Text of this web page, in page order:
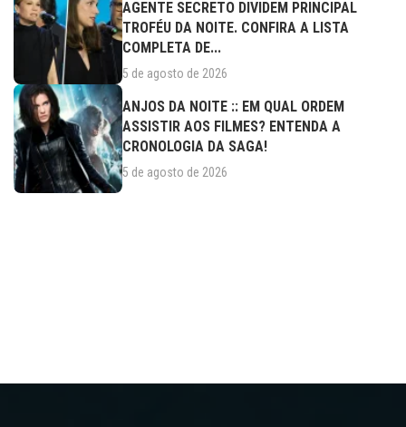
AGENTE SECRETO DIVIDEM PRINCIPAL
TROFÉU DA NOITE. CONFIRA A LISTA
COMPLETA DE...
5 de agosto de 2026
ANJOS DA NOITE :: EM QUAL ORDEM
ASSISTIR AOS FILMES? ENTENDA A
CRONOLOGIA DA SAGA!
5 de agosto de 2026